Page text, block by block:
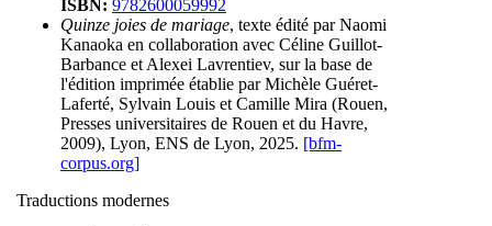
ISBN: 9782600059992
Quinze joies de mariage, texte édité par Naomi
Kanaoka en collaboration avec Céline Guillot-
Barbance et Alexei Lavrentiev, sur la base de
l'édition imprimée établie par Michèle Guéret-
Laferté, Sylvain Louis et Camille Mira (Rouen,
Presses universitaires de Rouen et du Havre,
2009), Lyon, ENS de Lyon, 2025. [bfm-
corpus.org]
Traductions modernes